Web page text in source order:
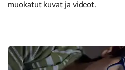
muokatut kuvat ja videot.